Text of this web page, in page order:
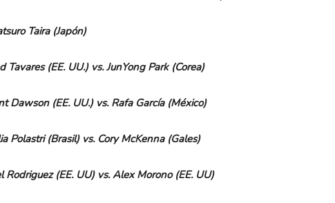
Taira (Japón)
Tavares (EE.UU.) vs. JunYong Park (Corea)
Dawson (EE.UU.) vs. Rafa García (México)
Polastri (Brasil) vs. Cory McKenna (Gales)
Rodriguez (EE.UU) vs. Alex Morono (EE. UU)